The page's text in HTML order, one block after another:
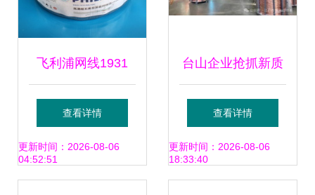
飞利浦网线1931
经典与品质的交织
与现代网络连接新
查看详情
更新时间：2026-08-06
04:52:51
台山企业抢抓新质
生产力发展机遇,
以“新”力量带
查看详情
更新时间：2026-08-06
18:33:40